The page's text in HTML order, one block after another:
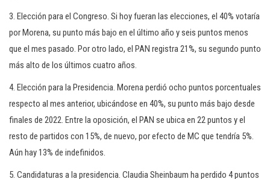
3. Elección para el Congreso. Si hoy fueran las elecciones, el 40% votaría
por Morena, su punto más bajo en el último año y seis puntos menos
que el mes pasado. Por otro lado, el PAN registra 21%, su segundo punto
más alto de los últimos cuatro años.
4. Elección para la Presidencia. Morena perdió ocho puntos porcentuales
respecto al mes anterior, ubicándose en 40%, su punto más bajo desde
finales de 2022. Entre la oposición, el PAN se ubica en 22 puntos y el
resto de partidos con 15%, de nuevo, por efecto de MC que tendría 5%.
Aún hay 13% de indefinidos.
5. Candidaturas a la presidencia. Claudia Sheinbaum ha perdido 4 puntos